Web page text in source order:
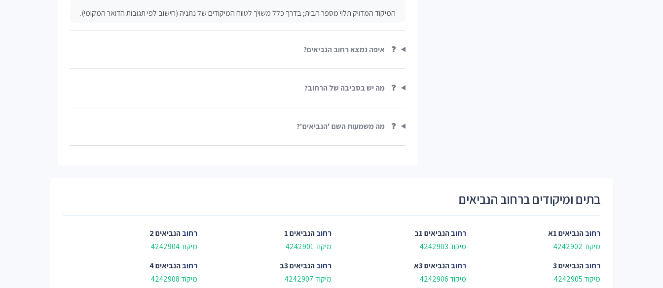
המיקוד המדויק תלוי מספר הבית; בדרך כלל משויך לטווח המיקודים של נתניה (חישוב לפי תגובות הדואר המקומי).
❓ איפה נמצא רחוב הנביאים?
❓ מה יש בסביבה של הרחוב?
❓ מה משמעות השם 'הנביאים'?
בתים ומיקודים ברחוב הנביאים
רחובהנביאים 1א
מיקוד 4242902
רחובהנביאים 1ב
מיקוד 4242903
רחובהנביאים 1
מיקוד 4242901
רחובהנביאים 2
מיקוד 4242904
רחובהנביאים 3
מיקוד 4242905
רחובהנביאים 3א
מיקוד 4242906
רחובהנביאים 3ב
מיקוד 4242907
רחובהנביאים 4
מיקוד 4242908